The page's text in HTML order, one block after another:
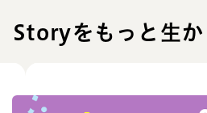
Storyをもっと生か